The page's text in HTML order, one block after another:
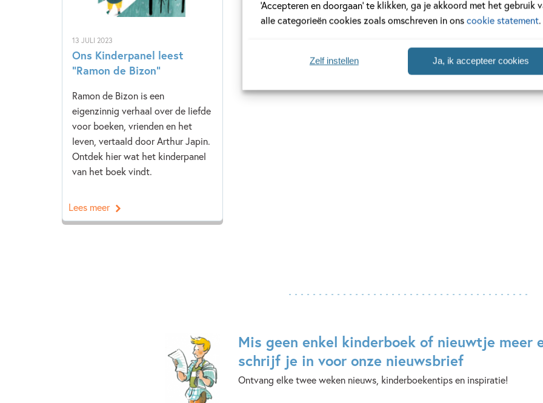
‘Accepteren en doorgaan’ te klikken, ga je akkoord met het gebruik
alle categorieën cookies zoals omschreven in onscookie statement.
Ja, ik accepteer cookies
Zelf instellen
13 JULI 2023
Ons Kinderpanel leest
“Ramon de Bizon”
Ramon de Bizon is een
eigenzinnig verhaal over de liefde
voor boeken, vrienden en het
leven, vertaald door Arthur Japin.
Ontdek hier wat het kinderpanel
van het boek vindt.
Lees meer
Mis geen enkel kinderboek of nieuwtje meer
schrijf je in voor onze nieuwsbrief
Ontvang elke twee weken nieuws, kinderboekentips en inspiratie!